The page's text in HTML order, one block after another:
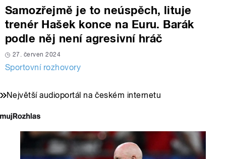
Samozřejmě je to neúspěch, lituje
trenér Hašek konce na Euru. Barák
podle něj není agresivní hráč
27. červen 2024
Sportovní rozhovory
Největší audioportál na českém internetu